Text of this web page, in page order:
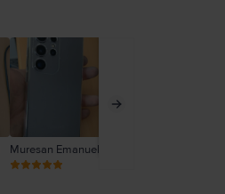
Muresan Emanuel